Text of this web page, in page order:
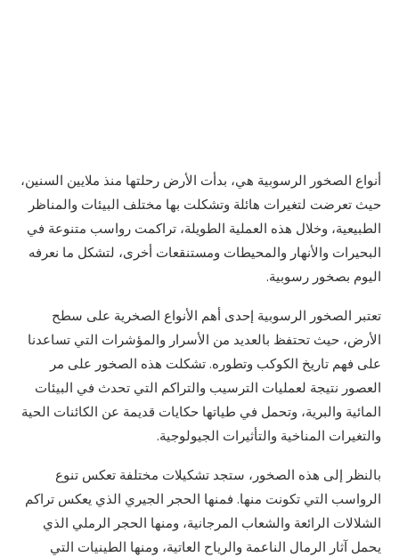
أنواع الصخور الرسوبية هي، بدأت الأرض رحلتها منذ ملايين السنين،
حيث تعرضت لتغيرات هائلة وتشكلت بها مختلف البيئات والمناظر
الطبيعية، وخلال هذه العملية الطويلة، تراكمت رواسب متنوعة في
البحيرات والأنهار والمحيطات ومستنقعات أخرى، لتشكل ما نعرفه
اليوم بصخور رسوبية.
تعتبر الصخور الرسوبية إحدى أهم الأنواع الصخرية على سطح
الأرض، حيث تحتفظ بالعديد من الأسرار والمؤشرات التي تساعدنا
على فهم تاريخ الكوكب وتطوره. تشكلت هذه الصخور على مر
العصور نتيجة لعمليات الترسيب والتراكم التي تحدث في البيئات
المائية والبرية، وتحمل في طياتها حكايات قديمة عن الكائنات الحية
والتغيرات المناخية والتأثيرات الجيولوجية.
بالنظر إلى هذه الصخور، ستجد تشكيلات مختلفة تعكس تنوع
الرواسب التي تكونت منها. فمنها الحجر الجيري الذي يعكس تراكم
الشلالات الرائعة والشعاب المرجانية، ومنها الحجر الرملي الذي
يحمل آثار الرمال الناعمة والرياح العاتية، ومنها الطينيات التي